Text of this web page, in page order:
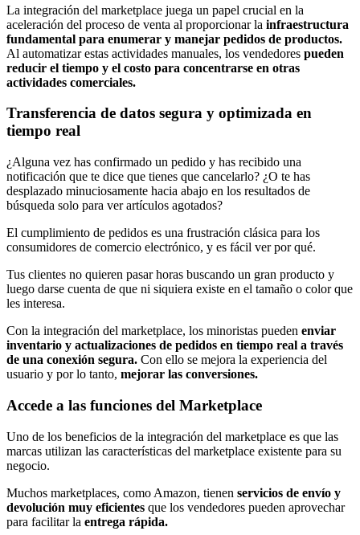
La integración del marketplace juega un papel crucial en la
aceleración del proceso de venta al proporcionar la infraestructura
fundamental para enumerar y manejar pedidos de productos.
Al automatizar estas actividades manuales, los vendedores pueden
reducir el tiempo y el costo para concentrarse en otras
actividades comerciales.
Transferencia de datos segura y optimizada en
tiempo real
¿Alguna vez has confirmado un pedido y has recibido una
notificación que te dice que tienes que cancelarlo? ¿O te has
desplazado minuciosamente hacia abajo en los resultados de
búsqueda solo para ver artículos agotados?
El cumplimiento de pedidos es una frustración clásica para los
consumidores de comercio electrónico, y es fácil ver por qué.
Tus clientes no quieren pasar horas buscando un gran producto y
luego darse cuenta de que ni siquiera existe en el tamaño o color que
les interesa.
Con la integración del marketplace, los minoristas pueden enviar
inventario y actualizaciones de pedidos en tiempo real a través
de una conexión segura. Con ello se mejora la experiencia del
usuario y por lo tanto, mejorar las conversiones.
Accede a las funciones del Marketplace
Uno de los beneficios de la integración del marketplace es que las
marcas utilizan las características del marketplace existente para su
negocio.
Muchos marketplaces, como Amazon, tienen servicios de envío y
devolución muy eficientes que los vendedores pueden aprovechar
para facilitar la entrega rápida.